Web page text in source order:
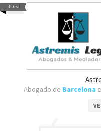
Plus
Abogado de Barcelona